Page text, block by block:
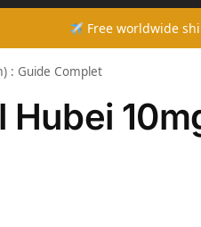
Free worldwide
: Guide Complet
Hubei